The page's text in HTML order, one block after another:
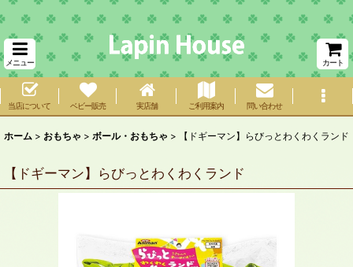
メニュー カート
当店について ベビー販売 実店舗 ご利用案内 問い合わせ
ホーム > おもちゃ > ボール・おもちゃ > 【ドギーマン】らびっとわくわくランド
【ドギーマン】らびっとわくわくランド